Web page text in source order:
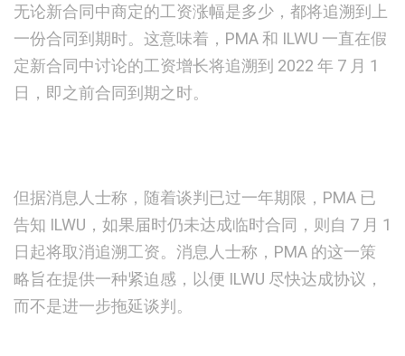
无论新合同中商定的工资涨幅是多少，都将追溯到上
一份合同到期时。这意味着，PMA 和 ILWU 一直在假
定新合同中讨论的工资增长将追溯到 2022 年 7 月 1
日，即之前合同到期之时。
但据消息人士称，随着谈判已过一年期限，PMA 已
告知 ILWU，如果届时仍未达成临时合同，则自 7 月 1
日起将取消追溯工资。消息人士称，PMA 的这一策
略旨在提供一种紧迫感，以便 ILWU 尽快达成协议，
而不是进一步拖延谈判。